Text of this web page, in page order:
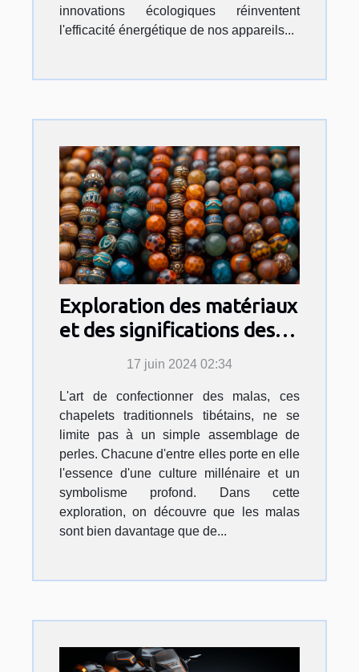
innovations écologiques réinventent
l'efficacité énergétique de nos appareils...
Exploration des matériaux
et des significations des
perles dans les malas
17 juin 2024 02:34
L'art de confectionner des malas, ces
chapelets traditionnels tibétains, ne se
limite pas à un simple assemblage de
perles. Chacune d'entre elles porte en elle
l'essence d'une culture millénaire et un
symbolisme profond. Dans cette
exploration, on découvre que les malas
sont bien davantage que de...